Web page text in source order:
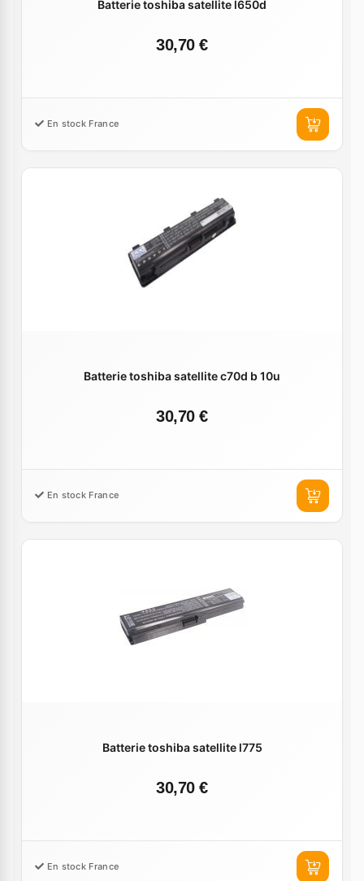
Batterie toshiba satellite l650d
30,70 €
En stock France
Batterie toshiba satellite c70d b 10u
30,70 €
En stock France
Batterie toshiba satellite l775
30,70 €
En stock France